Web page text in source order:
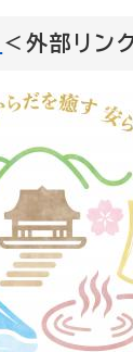
＜外部リン